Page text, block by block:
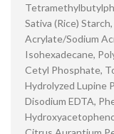
Sativa (Rice)
Acrylate/Sodium
Isohexadecane,
Cetyl Phosphate,
Hydrolyzed Lupine
Disodium EDTA,